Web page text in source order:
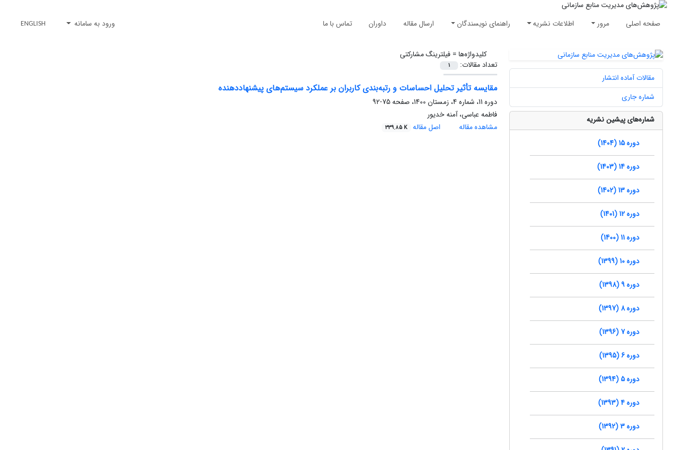
صفحه اصلی مرور اطلاعات نشریه راهنمای نویسندگان ارسال مقاله داوران تماس با ما ورود به سامانه ENGLISH
کلیدواژه‌ها =فیلترینگ مشارکتی
تعداد مقالات:
1
مقایسه تأثیر تحلیل احساسات و رتبه‌بندی کاربران بر عملکرد سیستم‌های پیشنهاد‌دهنده
دوره 11، شماره 4، زمستان 1400، صفحه
75-92
فاطمه عباسی، آمنه خدیور
مشاهده مقاله
اصل مقاله 339.85 K
مقالات آماده انتشار
شماره جاری
شماره‌های پیشین نشریه
دوره 15 (1404)
دوره 14 (1403)
دوره 13 (1402)
دوره 12 (1401)
دوره 11 (1400)
دوره 10 (1399)
دوره 9 (1398)
دوره 8 (1397)
دوره 7 (1396)
دوره 6 (1395)
دوره 5 (1394)
دوره 4 (1393)
دوره 3 (1392)